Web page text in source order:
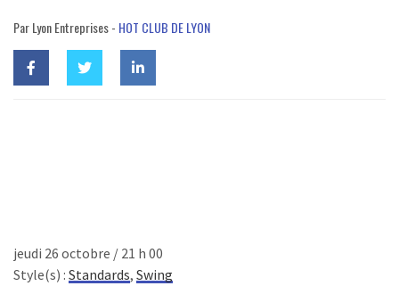
Par Lyon Entreprises - HOT CLUB DE LYON
jeudi 26 octobre / 21 h 00
Style(s) : Standards, Swing